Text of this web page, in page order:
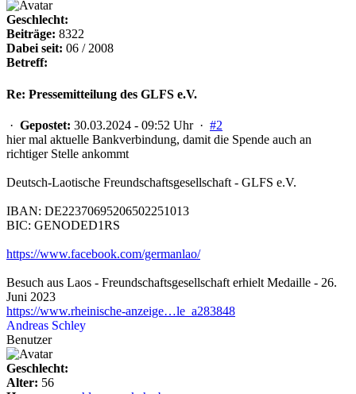
Geschlecht:
Beiträge: 8322
Dabei seit: 06 / 2008
Betreff:
Re: Pressemitteilung des GLFS e.V.
· Gepostet: 30.03.2024 - 09:52 Uhr · #2
hier mal aktuelle Bankverbindung, damit die Spende auch an
richtiger Stelle ankommt
Deutsch-Laotische Freundschaftsgesellschaft - GLFS e.V.
IBAN: DE22370695206502251013
BIC: GENODED1RS
https://www.facebook.com/germanlao/
Besuch aus Laos - Freundschaftsgesellschaft erhielt Medaille - 26.
Juni 2023
https://www.rheinische-anzeige…le_a283848
Andreas Schley
Benutzer
Geschlecht:
Alter: 56